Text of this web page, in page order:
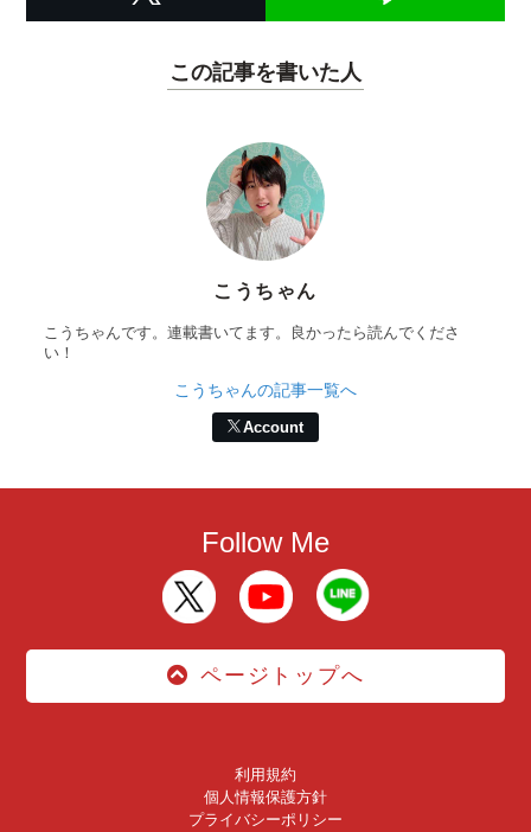
この記事を書いた人
こうちゃん
こうちゃんです。連載書いてます。良かったら読んでくださ
い！
こうちゃんの記事一覧へ
Account
Follow Me
ページトップへ
利用規約
個人情報保護方針
プライバシーポリシー